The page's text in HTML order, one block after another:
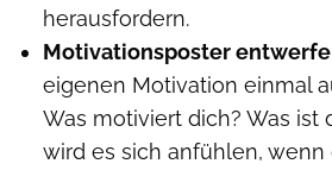
herausfordern.
Motivationsposter
eigenen Motivation einmal
Was motiviert dich? Was ist
wird es sich anfühlen, wenn